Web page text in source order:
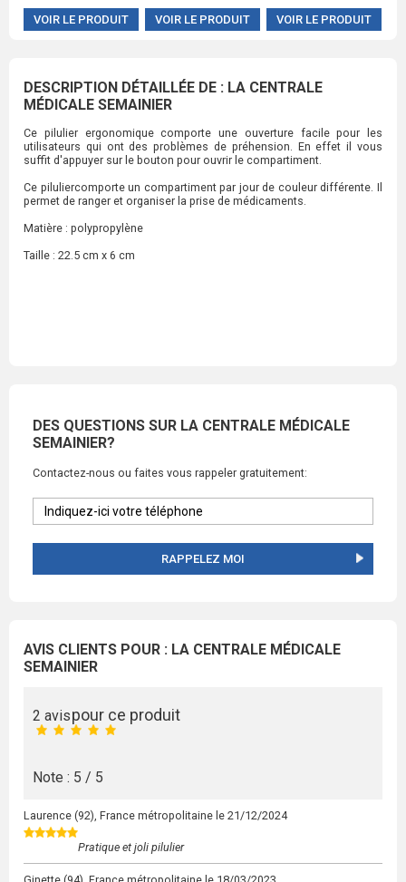
VOIR LE PRODUIT VOIR LE PRODUIT VOIR LE PRODUIT
DESCRIPTION DÉTAILLÉE DE : LA CENTRALE
MÉDICALE SEMAINIER
Ce pilulier ergonomique comporte une ouverture facile pour les
utilisateurs qui ont des problèmes de préhension. En effet il vous
suffit d'appuyer sur le bouton pour ouvrir le compartiment.
Ce piluliercomporte un compartiment par jour de couleur différente. Il
permet de ranger et organiser la prise de médicaments.
Matière : polypropylène
Taille : 22.5 cm x 6 cm
DES QUESTIONS SUR LA CENTRALE MÉDICALE
SEMAINIER?
Contactez-nous ou faites vous rappeler gratuitement:
RAPPELEZ MOI
AVIS CLIENTS POUR : LA CENTRALE MÉDICALE
SEMAINIER
2 avispour ce produit
Note : 5 / 5
Laurence (92), France métropolitaine le 21/12/2024
Pratique et joli pilulier